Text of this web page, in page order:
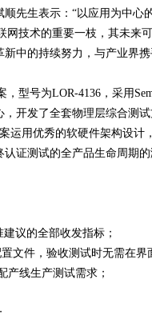
先生表示：“以应用为中心
网技术的重要一枝，其未来
中的持续努力，与产业界
型号为LOR-4136，采用
开发了全套物理层综合测
运用优秀的软硬件架构设计
证测试的全产品生命周期
议的全部收发指标；
文件，验收测试时无需在界
产线生产测试需求；